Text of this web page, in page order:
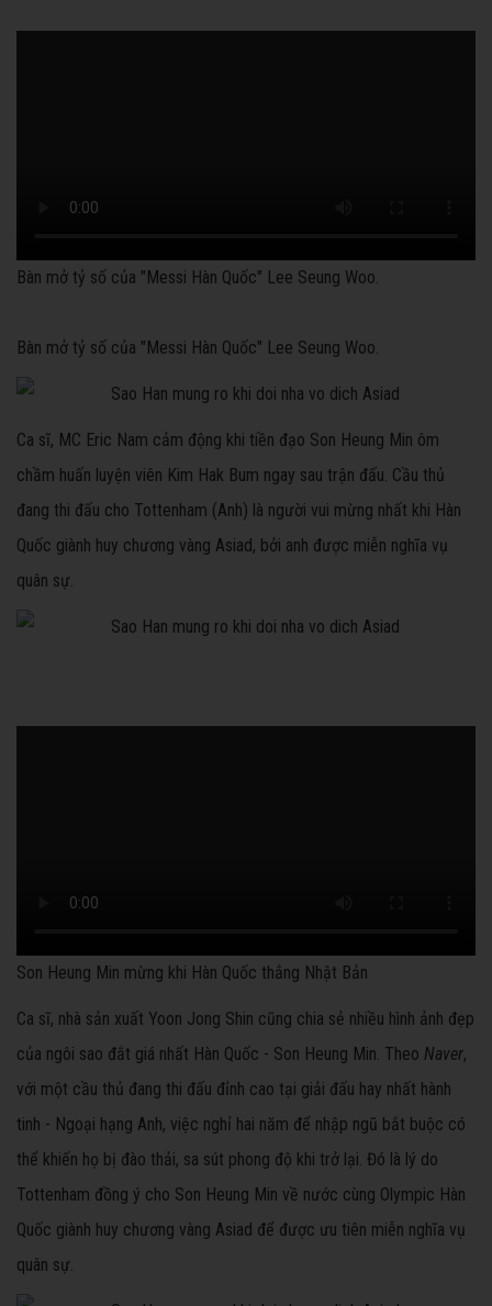
Bàn mở tỷ số của "Messi Hàn Quốc" Lee Seung Woo.
Bàn mở tỷ số của "Messi Hàn Quốc" Lee Seung Woo.
Ca sĩ, MC Eric Nam cảm động khi tiền đạo Son Heung Min ôm
chầm huấn luyện viên Kim Hak Bum ngay sau trận đấu. Cầu thủ
đang thi đấu cho Tottenham (Anh) là người vui mừng nhất khi Hàn
Quốc giành huy chương vàng Asiad, bởi anh được miễn nghĩa vụ
quân sự.
Son Heung Min mừng khi Hàn Quốc thắng Nhật Bản
Ca sĩ, nhà sản xuất Yoon Jong Shin cũng chia sẻ nhiều hình ảnh đẹp
của ngôi sao đắt giá nhất Hàn Quốc - Son Heung Min. Theo Naver,
với một cầu thủ đang thi đấu đỉnh cao tại giải đấu hay nhất hành
tinh - Ngoại hạng Anh, việc nghỉ hai năm để nhập ngũ bắt buộc có
thể khiến họ bị đào thải, sa sút phong độ khi trở lại. Đó là lý do
Tottenham đồng ý cho Son Heung Min về nước cùng Olympic Hàn
Quốc giành huy chương vàng Asiad để được ưu tiên miễn nghĩa vụ
quân sự.